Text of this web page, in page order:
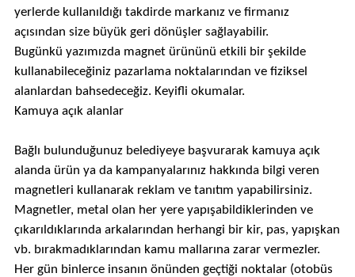
yerlerde kullanıldığı takdirde markanız ve firmanız
açısından size büyük geri dönüşler sağlayabilir.
Bugünkü yazımızda magnet ürününü etkili bir şekilde
kullanabileceğiniz pazarlama noktalarından ve fiziksel
alanlardan bahsedeceğiz. Keyifli okumalar.
Kamuya açık alanlar
Bağlı bulunduğunuz belediyeye başvurarak kamuya açık
alanda ürün ya da kampanyalarınız hakkında bilgi veren
magnetleri kullanarak reklam ve tanıtım yapabilirsiniz.
Magnetler, metal olan her yere yapışabildiklerinden ve
çıkarıldıklarında arkalarından herhangi bir kir, pas, yapışkan
vb. bırakmadıklarından kamu mallarına zarar vermezler.
Her gün binlerce insanın önünden geçtiği noktalar (otobüs